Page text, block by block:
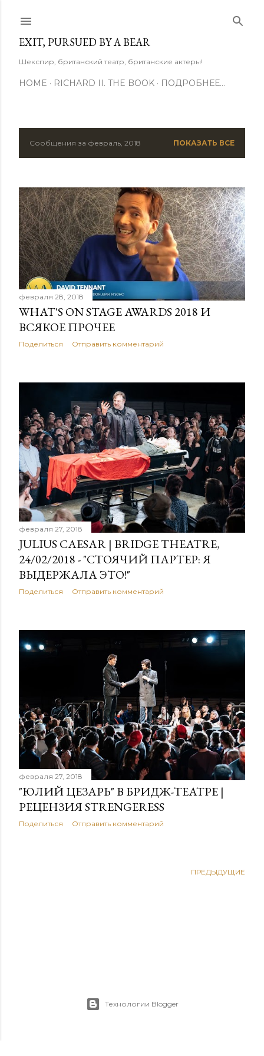
EXIT, PURSUED BY A BEAR
Шекспир, британский театр, британские актеры!
HOME RICHARD II. THE BOOK ПОДРОБНЕЕ…
С
о
б
щ
е
н
и
я
Сообщения за февраль, 2018 ПОКАЗАТЬ ВСЕ
февраля 28, 2018
WHAT'S ON STAGE AWARDS 2018 И
ВСЯКОЕ ПРОЧЕЕ
Поделиться Отправить комментарий
февраля 27, 2018
JULIUS CAESAR | BRIDGE THEATRE,
24/02/2018 - "СТОЯЧИЙ ПАРТЕР: Я
ВЫДЕРЖАЛА ЭТО!"
Поделиться Отправить комментарий
февраля 27, 2018
"ЮЛИЙ ЦЕЗАРЬ" В БРИДЖ-ТЕАТРЕ |
РЕЦЕНЗИЯ STRENGERESS
Поделиться Отправить комментарий
ПРЕДЫДУЩИЕ
Технологии Blogger